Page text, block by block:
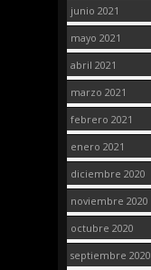
junio 2021
mayo 2021
abril 2021
marzo 2021
febrero 2021
enero 2021
diciembre 2020
noviembre 2020
octubre 2020
septiembre 2020